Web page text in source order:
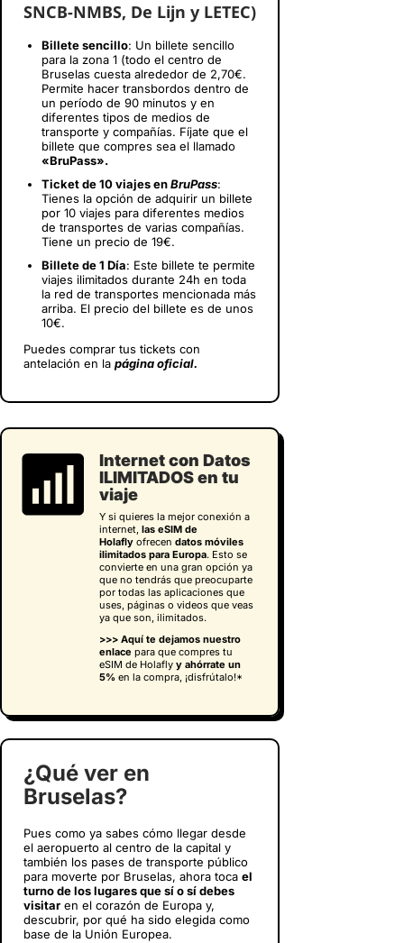
SNCB-NMBS, De Lijn y LETEC)
Billete sencillo: Un billete sencillo
para la zona 1 (todo el centro de
Bruselas cuesta alrededor de 2,70€.
Permite hacer transbordos dentro de
un período de 90 minutos y en
diferentes tipos de medios de
transporte y compañías. Fíjate que el
billete que compres sea el llamado
«BruPass».
Ticket de 10 viajes enBruPass:
Tienes la opción de adquirir un billete
por 10 viajes para diferentes medios
de transportes de varias compañías.
Tiene un precio de 19€.
Billete de 1 Día: Este billete te permite
viajes ilimitados durante 24h en toda
la red de transportes mencionada más
arriba. El precio del billete es de unos
10€.
Puedes comprar tus tickets con
antelación en la página oficial.
Internet con Datos
ILIMITADOS en tu
viaje
Y si quieres la mejor conexión a
internet, las eSIM de
Holaflyofrecen datos móviles
ilimitados para Europa. Esto se
convierte en una gran opción ya
que no tendrás que preocuparte
por todas las aplicaciones que
uses, páginas o videos que veas
ya que son, ilimitados.
>>> Aquí te dejamos nuestro
enlace para que compres tu
eSIM de Holafly y ahórrate un
5%en la compra, ¡disfrútalo!*
¿Qué ver en
Bruselas?
Pues como ya sabes cómo llegar desde
el aeropuerto al centro de la capital y
también los pases de transporte público
para moverte por Bruselas, ahora toca el
turno de los lugares que sí o sí debes
visitar en el corazón de Europa y,
descubrir, por qué ha sido elegida como
base de la Unión Europea.